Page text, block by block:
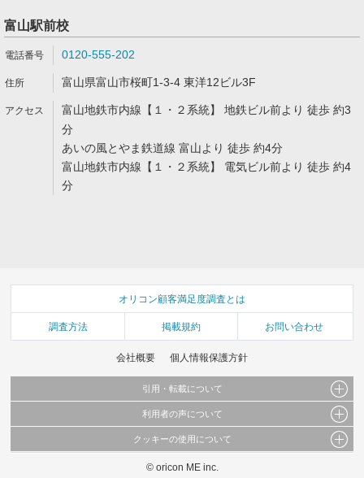
富山駅前校
0120-555-202
富山県富山市桜町1-3-4 東洋12ビル3F
富山地鉄市内線【１・２系統】 地鉄ビル前より 徒歩 約3
分
あいの風とやま鉄道線 富山より 徒歩 約4分
富山地鉄市内線【１・２系統】 電気ビル前より 徒歩 約4
分
オリコン顧客満足度調査とは
調査方法 掲載規約 お問い合わせ
会社概要 個人情報保護方針
引用・転載について
当サイトで公開されている情報（文字、写真、イラスト、画像データ等）及びこれらの配
これらの情報を権利者の許可なく無断転載・複製などの二次利用を行うことは固く禁じて
利用者の声について
当サイトに掲載している内容はすべてサービスの利用者が提出された見解・感想です。
弊社の見解・ 意見ではないことをご理解いただいた上でご覧ください。
クッキーの使用について
このサイトでは Cookie を使用して、ユーザーに合わせたコンテンツや広告の表示、ソー
© oricon ME inc.